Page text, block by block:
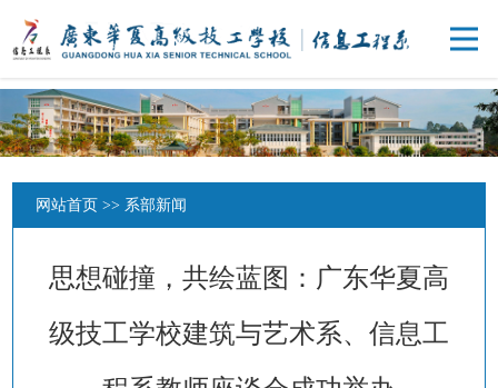
网站首页>> 系部新闻
思想碰撞，共绘蓝图：广东华夏高
级技工学校建筑与艺术系、信息工